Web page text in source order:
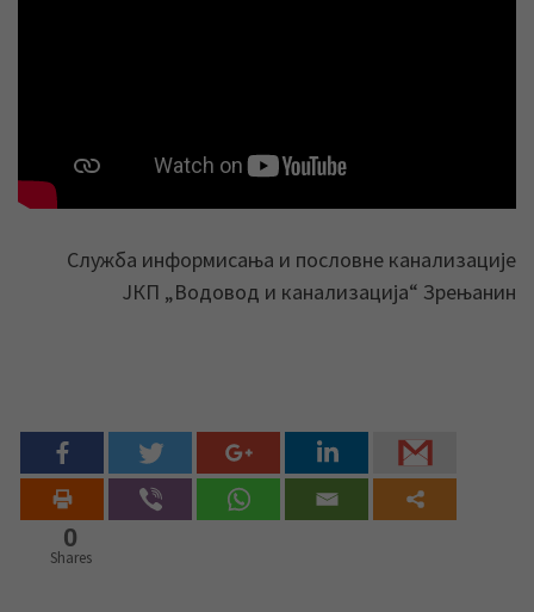
Служба информисања и пословне канализације
ЈКП „Водовод и канализација“ Зрењанин
0
Shares